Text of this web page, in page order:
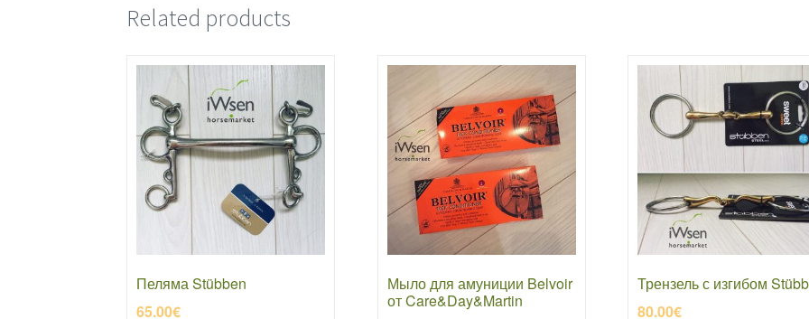
Related products
Пеляма Stübben
65.00€
Мыло для амуниции Belvoir
от Care&Day&Martin
Трензель с изгибом
80.00€